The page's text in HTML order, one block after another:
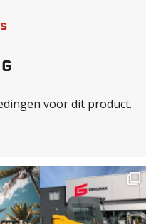
voor dit product.